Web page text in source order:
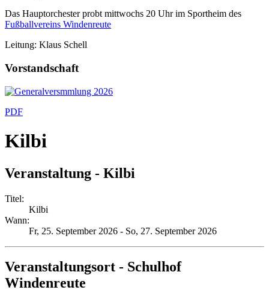
Das Hauptorchester probt mittwochs 20 Uhr im Sportheim des
Fußballvereins Windenreute
Leitung: Klaus Schell
Vorstandschaft
PDF
Kilbi
Veranstaltung - Kilbi
Titel:
Kilbi
Wann:
Fr, 25. September 2026 - So, 27. September 2026
Veranstaltungsort - Schulhof
Windenreute